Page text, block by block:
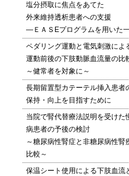
塩分摂取に焦点をあてた
外来維持透析患者への支援
―ＥＡＳEプログラムを用いた
ペダリング運動と電気刺激によ
運動前後の下肢動脈血流量の比
～健常者を対象に～
長期留置型カテーテル挿入患者
保持・向上を目指すために
当院で腎代替療法説明を受けた
病患者の予後の検討
～糖尿病性腎症と非糖尿病性腎
比較～
保温シート使用による下肢血流